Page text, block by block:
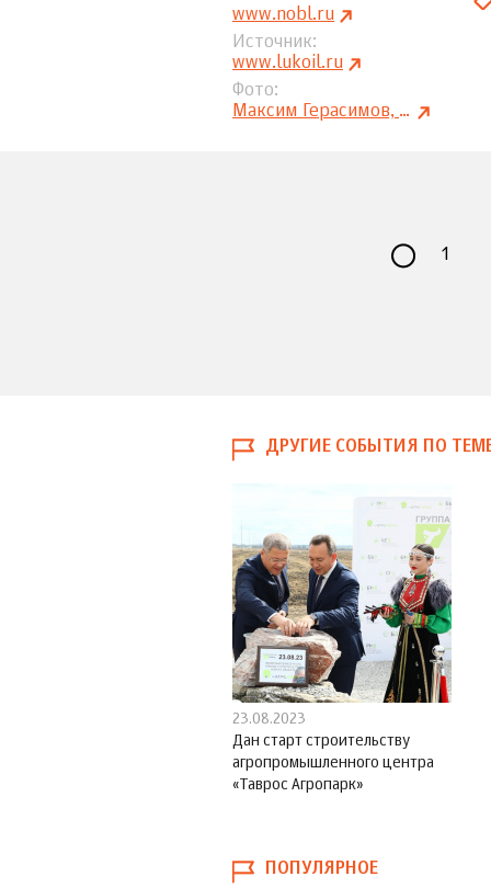
www.nobl.ru
Источник
www.lukoil.ru
Фото
Максим Герасимов, photo.pravda-nn.ru
1
ДРУГИЕ СОБЫТИЯ ПО
23.08.2023
Дан старт строительству
агропромышленного центра
«Таврос Агропарк»
ПОПУЛЯРНОЕ